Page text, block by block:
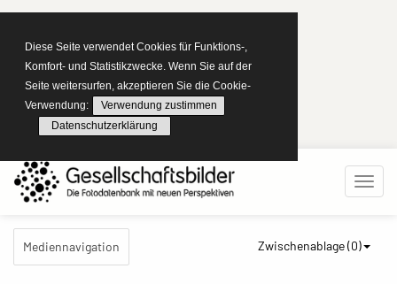
Diese Seite verwendet Cookies für Funktions-,
Komfort- und Statistikzwecke. Wenn Sie auf der
Seite weitersurfen, akzeptieren Sie die Cookie-
Verwendung:
Verwendung zustimmen
Datenschutzerklärung
Mediennavigation Zwischenablage (0)